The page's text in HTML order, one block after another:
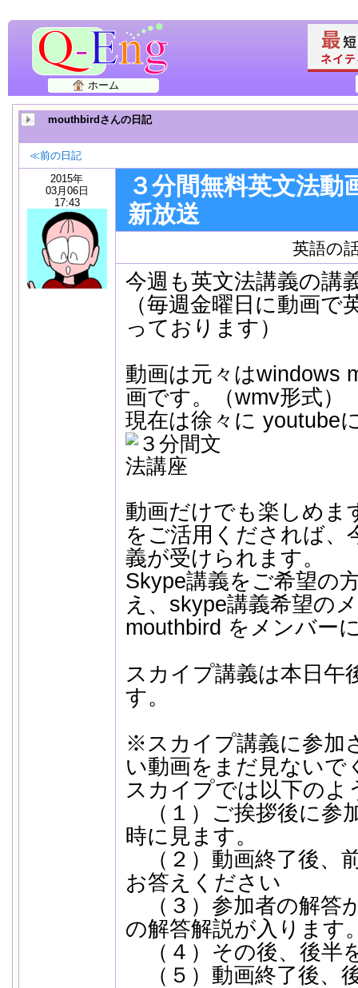
ホーム
mouthbirdさんの日記
≪前の日記
2015年
03月06日
17:43
３分間無料英文法動
新放送
英語の
今週も英文法講義の講
（毎週金曜日に動画で
っております）
動画は元々はwindows
画です。（wmv形式）
現在は徐々に youtube
動画だけでも楽しめま
をご活用くだされば、
義が受けられます。
Skype講義をご希望の
え、skype講義希望の
mouthbird をメンバー
スカイプ講義は本日午
す。
※スカイプ講義に参加
い動画をまだ見ないで
スカイプでは以下のよ
（１）ご挨拶後に参
時に見ます。
（２）動画終了後、
お答えください
（３）参加者の解答
の解答解説が入ります
（４）その後、後半
（５）動画終了後、